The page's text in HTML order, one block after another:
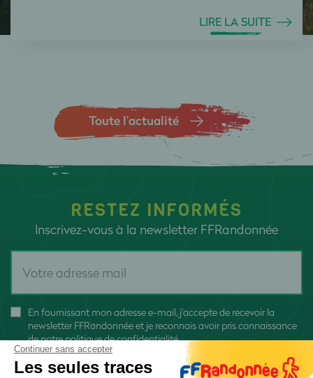
LIRE LA SUITE
Toute l’actualité
RESTEZ INFORMÉS
Inscrivez-vous à la newsletter FFRandonnée
En fournissant mon adresse e-mail, j'accepte de recevoir la
newsletter FFRandonnée et je reconnais avoir pris connaissance
denotre politique de confidentialité
Continuer sans accepter
Les seules traces